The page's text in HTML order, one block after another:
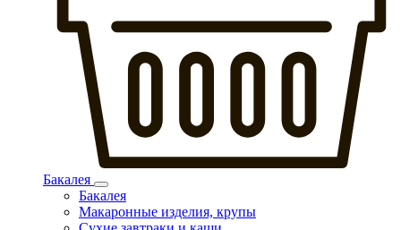
Бакалея
Бакалея
Макаронные изделия, крупы